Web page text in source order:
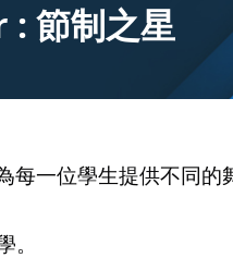
節制之星
一位學生提供不同